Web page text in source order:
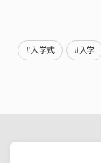
#入学式 #入学